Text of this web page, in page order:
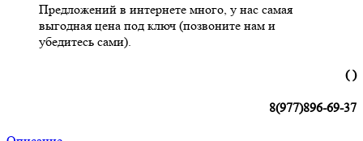
Предложений в интернете много, у нас самая
выгодная цена под ключ (позвоните нам и
убедитесь сами).
( )
8(977)896-69-37